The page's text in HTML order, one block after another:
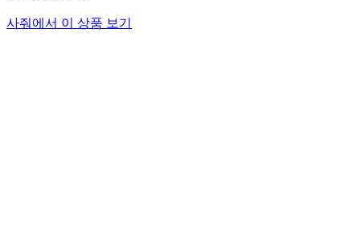
사줘에서 이 상품 보기